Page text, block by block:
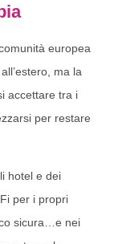
europea
ma la
accettare tra i
per restare
hotel e dei
per i propri
sicura…e nei